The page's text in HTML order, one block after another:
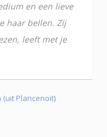
en een lieve
haar bellen. Zij
leeft met je
(uit Plancenoit)